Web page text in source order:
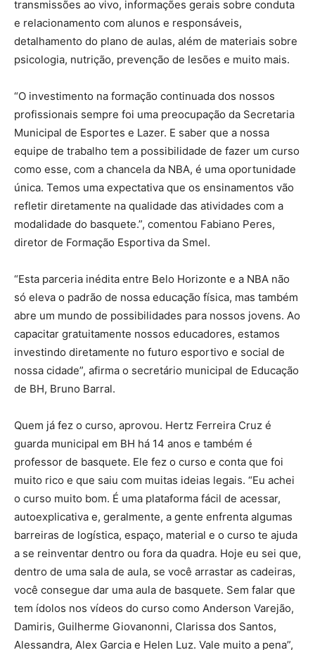
transmissões ao vivo, informações gerais sobre conduta
e relacionamento com alunos e responsáveis,
detalhamento do plano de aulas, além de materiais sobre
psicologia, nutrição, prevenção de lesões e muito mais.
“O investimento na formação continuada dos nossos
profissionais sempre foi uma preocupação da Secretaria
Municipal de Esportes e Lazer. E saber que a nossa
equipe de trabalho tem a possibilidade de fazer um curso
como esse, com a chancela da NBA, é uma oportunidade
única. Temos uma expectativa que os ensinamentos vão
refletir diretamente na qualidade das atividades com a
modalidade do basquete.”, comentou Fabiano Peres,
diretor de Formação Esportiva da Smel.
“Esta parceria inédita entre Belo Horizonte e a NBA não
só eleva o padrão de nossa educação física, mas também
abre um mundo de possibilidades para nossos jovens. Ao
capacitar gratuitamente nossos educadores, estamos
investindo diretamente no futuro esportivo e social de
nossa cidade”, afirma o secretário municipal de Educação
de BH, Bruno Barral.
Quem já fez o curso, aprovou. Hertz Ferreira Cruz é
guarda municipal em BH há 14 anos e também é
professor de basquete. Ele fez o curso e conta que foi
muito rico e que saiu com muitas ideias legais. “Eu achei
o curso muito bom. É uma plataforma fácil de acessar,
autoexplicativa e, geralmente, a gente enfrenta algumas
barreiras de logística, espaço, material e o curso te ajuda
a se reinventar dentro ou fora da quadra. Hoje eu sei que,
dentro de uma sala de aula, se você arrastar as cadeiras,
você consegue dar uma aula de basquete. Sem falar que
tem ídolos nos vídeos do curso como Anderson Varejão,
Damiris, Guilherme Giovanonni, Clarissa dos Santos,
Alessandra, Alex Garcia e Helen Luz. Vale muito a pena”,